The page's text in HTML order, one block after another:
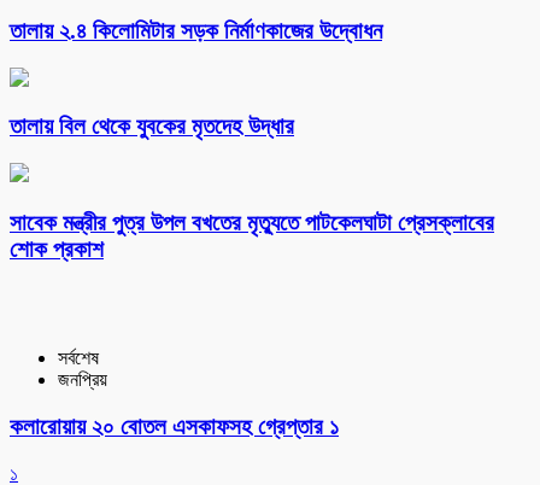
তালায় ২.৪ কিলোমিটার সড়ক নির্মাণকাজের উদ্বোধন
তালায় বিল থেকে যুবকের মৃতদেহ উদ্ধার
সাবেক মন্ত্রীর পুত্র উপল বখতের মৃত্যুতে পাটকেলঘাটা প্রেসক্লাবের
শোক প্রকাশ
সর্বশেষ
জনপ্রিয়
কলারোয়ায় ২০ বোতল এসকাফসহ গ্রেপ্তার ১
১